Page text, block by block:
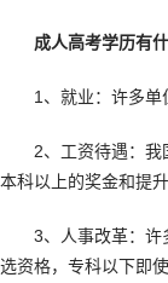
成人高考学历有
1、就业：许多单位
2、工资待遇：我国
本科以上的奖金和提
3、人事改革：许多
选资格，专科以下即